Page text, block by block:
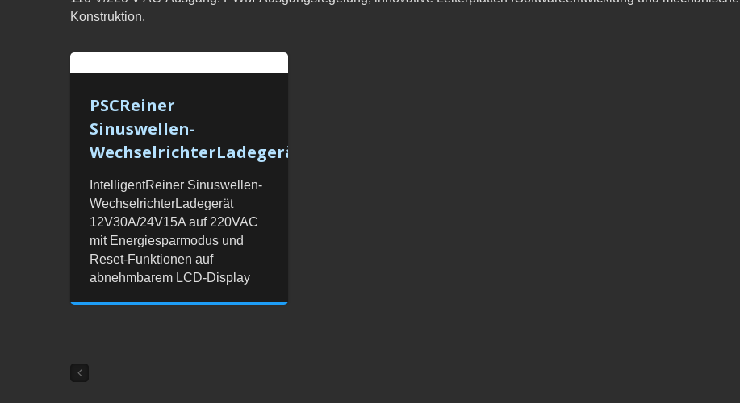
Konstruktion.
PSCReiner
Sinuswellen-
WechselrichterLadegerät
IntelligentReiner Sinuswellen-
WechselrichterLadegerät
12V30A/24V15A auf 220VAC
mit Energiesparmodus und
Reset-Funktionen auf
abnehmbarem LCD-Display